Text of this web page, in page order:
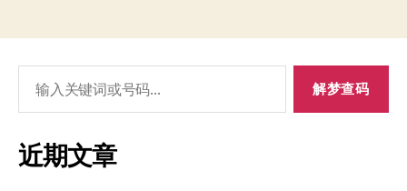
索：
近期文章